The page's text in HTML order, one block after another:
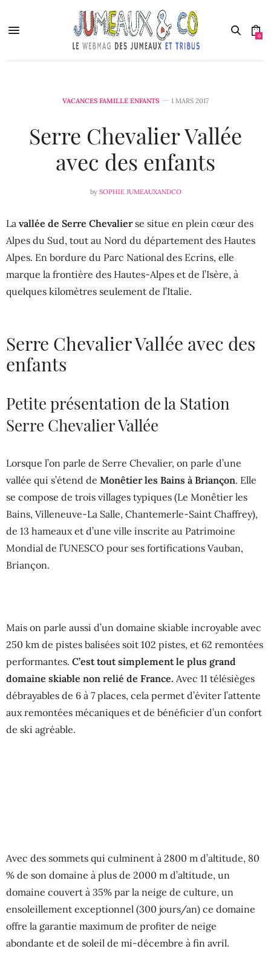
0
VACANCES FAMILLE ENFANTS 1 MARS 2017
Serre Chevalier Vallée
avec des enfants
by SOPHIE JUMEAUXANDCO
La vallée de Serre Chevalierse situe en plein cœur des
Alpes du Sud, tout au Nord du département des Hautes
Alpes. En bordure du Parc National des Ecrins, elle
marque la frontière des Hautes-Alpes et de l’Isère, à
quelques kilomètres seulement de l’Italie.
Serre Chevalier Vallée avec des
enfants
Petite présentation de la Station
Serre Chevalier Vallée
Lorsque l’on parle de Serre Chevalier, on parle d’une
vallée qui s’étend de Monêtier les Bains à Briançon. Elle
se compose de trois villages typiques (Le Monêtier les
Bains, Villeneuve-La Salle, Chantemerle-Saint Chaffrey),
de 13 hameaux et d’une ville inscrite au Patrimoine
Mondial de l’UNESCO pour ses fortifications Vauban,
Briançon.
Mais on parle aussi d’un domaine skiable incroyable avec
250 km de pistes balisées soit 102 pistes, et 62 remontées
performantes. C’est tout simplement le plus grand
domaine skiable non relié de France. Avec 11 télésièges
débrayables de 6 à 7 places, cela permet d’éviter l’attente
aux remontées mécaniques et de bénéficier d’un confort
de ski agréable.
Avec des sommets qui culminent à 2800 m d’altitude, 80
% de son domaine à plus de 2000 m d’altitude, un
domaine couvert à 35% par la neige de culture, un
ensoleillement exceptionnel (300 jours/an) ce domaine
offre la garantie maximum de profiter de neige
abondante et de soleil de mi-décembre à fin avril.